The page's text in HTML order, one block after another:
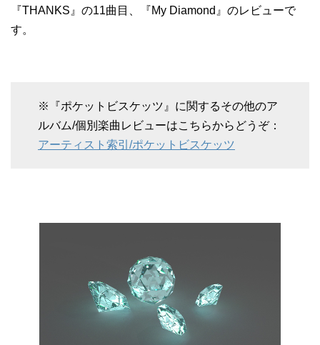
『THANKS』の11曲目、『My Diamond』のレビューで
す。
※『ポケットビスケッツ』に関するその他のア
ルバム/個別楽曲レビューはこちらからどうぞ：
アーティスト索引/ポケットビスケッツ